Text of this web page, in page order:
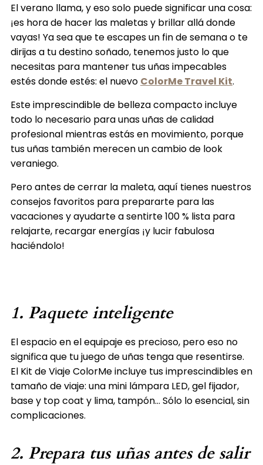
El verano llama, y eso solo puede significar una cosa:
¡es hora de hacer las maletas y brillar allá donde
vayas! Ya sea que te escapes un fin de semana o te
dirijas a tu destino soñado, tenemos justo lo que
necesitas para mantener tus uñas impecables
estés donde estés: el nuevo ColorMe Travel Kit.
Este imprescindible de belleza compacto incluye
todo lo necesario para unas uñas de calidad
profesional mientras estás en movimiento, porque
tus uñas también merecen un cambio de look
veraniego.
Pero antes de cerrar la maleta, aquí tienes nuestros
consejos favoritos para prepararte para las
vacaciones y ayudarte a sentirte 100 % lista para
relajarte, recargar energías ¡y lucir fabulosa
haciéndolo!
1. Paquete inteligente
El espacio en el equipaje es precioso, pero eso no
significa que tu juego de uñas tenga que resentirse.
El Kit de Viaje ColorMe incluye tus imprescindibles en
tamaño de viaje: una mini lámpara LED, gel fijador,
base y top coat y lima, tampón… Sólo lo esencial, sin
complicaciones.
2. Prepara tus uñas antes de salir